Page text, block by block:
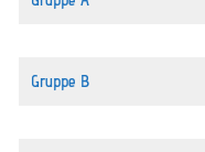
Gruppe B